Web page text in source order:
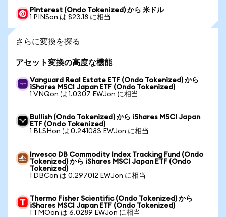
Pinterest (Ondo Tokenized) から 米ドル
1 PINSon は $23.18 に相当
さらに変換を探る
アセット変換の高度な機能
Vanguard Real Estate ETF (Ondo Tokenized) から
iShares MSCI Japan ETF (Ondo Tokenized)
1 VNQon は 1.0307 EWJon に相当
Bullish (Ondo Tokenized) から iShares MSCI Japan
ETF (Ondo Tokenized)
1 BLSHon は 0.241083 EWJon に相当
Invesco DB Commodity Index Tracking Fund (Ondo
Tokenized) から iShares MSCI Japan ETF (Ondo
Tokenized)
1 DBCon は 0.297012 EWJon に相当
Thermo Fisher Scientific (Ondo Tokenized) から
iShares MSCI Japan ETF (Ondo Tokenized)
1 TMOon は 6.0289 EWJon に相当